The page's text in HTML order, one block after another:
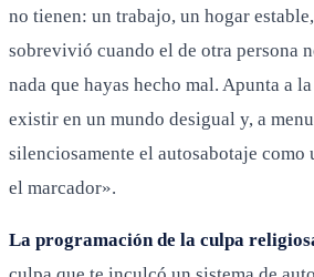
no tienen: un trabajo, un hogar
sobrevivió cuando el de otra persona
nada que hayas hecho mal. Apunta a
existir en un mundo desigual y, a
silenciosamente el autosabotaje como
el marcador».
La programación de la culpa